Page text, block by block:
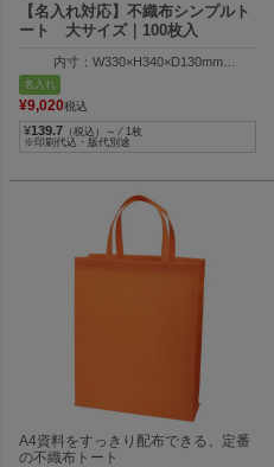
【名入れ対応】不織布シンプルト
ート 大サイズ｜100枚入
内寸：W330×H340×D130mm
外寸：W460×H340×D130mm
名入れ
¥9,020税込
¥139.7 （税込）～ ⁄ 1枚
※印刷代込・版代別途
A4資料をすっきり配布できる、定番
の不織布トート